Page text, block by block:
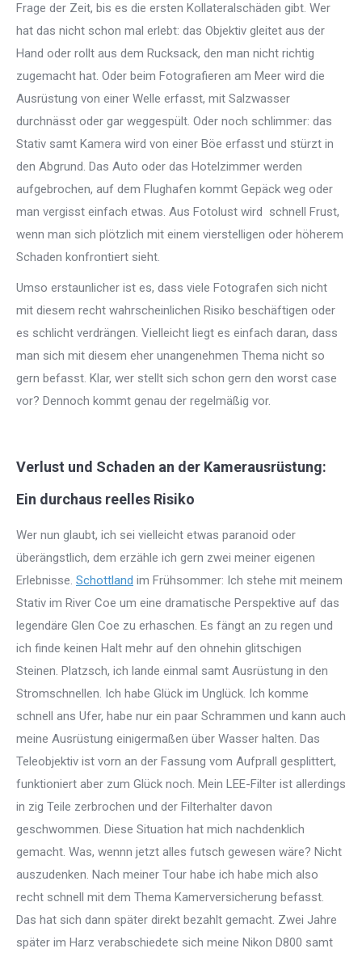
Frage der Zeit, bis es die ersten Kollateralschäden gibt. Wer
hat das nicht schon mal erlebt: das Objektiv gleitet aus der
Hand oder rollt aus dem Rucksack, den man nicht richtig
zugemacht hat. Oder beim Fotografieren am Meer wird die
Ausrüstung von einer Welle erfasst, mit Salzwasser
durchnässt oder gar weggespült. Oder noch schlimmer: das
Stativ samt Kamera wird von einer Böe erfasst und stürzt in
den Abgrund. Das Auto oder das Hotelzimmer werden
aufgebrochen, auf dem Flughafen kommt Gepäck weg oder
man vergisst einfach etwas. Aus Fotolust wird schnell Frust,
wenn man sich plötzlich mit einem vierstelligen oder höherem
Schaden konfrontiert sieht.
Umso erstaunlicher ist es, dass viele Fotografen sich nicht
mit diesem recht wahrscheinlichen Risiko beschäftigen oder
es schlicht verdrängen. Vielleicht liegt es einfach daran, dass
man sich mit diesem eher unangenehmen Thema nicht so
gern befasst. Klar, wer stellt sich schon gern den worst case
vor? Dennoch kommt genau der regelmäßig vor.
Verlust und Schaden an der Kamerausrüstung:
Ein durchaus reelles Risiko
Wer nun glaubt, ich sei vielleicht etwas paranoid oder
überängstlich, dem erzähle ich gern zwei meiner eigenen
Erlebnisse. Schottland im Frühsommer: Ich stehe mit meinem
Stativ im River Coe um eine dramatische Perspektive auf das
legendäre Glen Coe zu erhaschen. Es fängt an zu regen und
ich finde keinen Halt mehr auf den ohnehin glitschigen
Steinen. Platzsch, ich lande einmal samt Ausrüstung in den
Stromschnellen. Ich habe Glück im Unglück. Ich komme
schnell ans Ufer, habe nur ein paar Schrammen und kann auch
meine Ausrüstung einigermaßen über Wasser halten. Das
Teleobjektiv ist vorn an der Fassung vom Aufprall gesplittert,
funktioniert aber zum Glück noch. Mein LEE-Filter ist allerdings
in zig Teile zerbrochen und der Filterhalter davon
geschwommen. Diese Situation hat mich nachdenklich
gemacht. Was, wennn jetzt alles futsch gewesen wäre? Nicht
auszudenken. Nach meiner Tour habe ich habe mich also
recht schnell mit dem Thema Kamerversicherung befasst.
Das hat sich dann später direkt bezahlt gemacht. Zwei Jahre
später im Harz verabschiedete sich meine Nikon D800 samt